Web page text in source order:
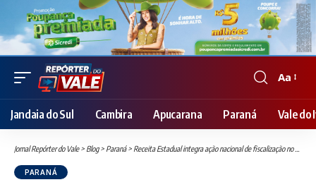
Font
Resizer
Aa
Jandaia do Sul Cambira Apucarana Paraná Vale do
Jornal Repórter do Vale> Blog> Paraná> Receita Estadual integra ação nacional de fiscalização no mercado de combustíveis
PARANÁ